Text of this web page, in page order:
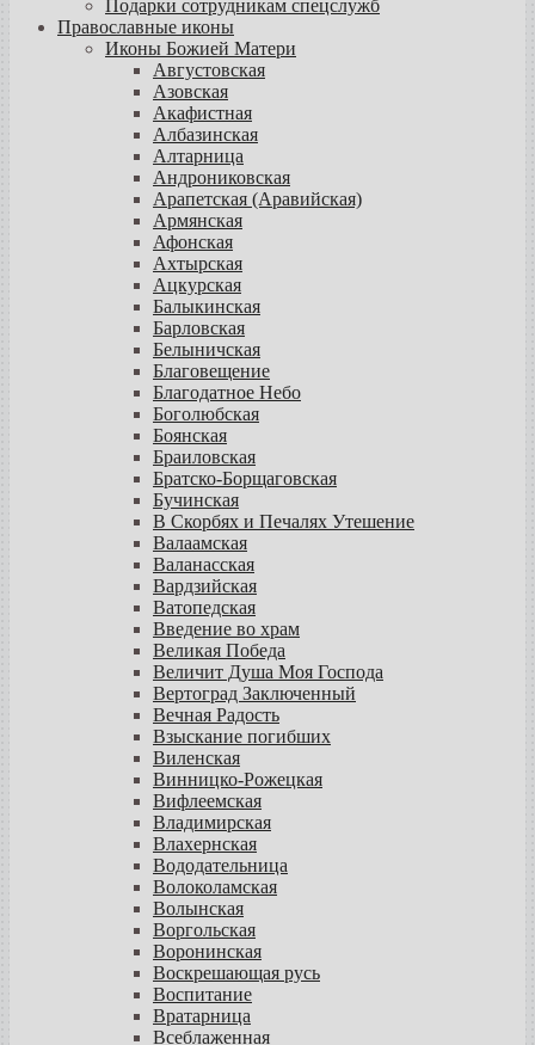
Подарки сотрудникам спецслужб
Православные иконы
Иконы Божией Матери
Августовская
Азовская
Акафистная
Албазинская
Алтарница
Андрониковская
Арапетская (Аравийская)
Армянская
Афонская
Ахтырская
Ацкурская
Балыкинская
Барловская
Белыничская
Благовещение
Благодатное Небо
Боголюбская
Боянская
Браиловская
Братско-Борщаговская
Бучинская
В Скорбях и Печалях Утешение
Валаамская
Валанасская
Вардзийская
Ватопедская
Введение во храм
Великая Победа
Величит Душа Моя Господа
Вертоград Заключенный
Вечная Радость
Взыскание погибших
Виленская
Винницко-Рожецкая
Вифлеемская
Владимирская
Влахернская
Вододательница
Волоколамская
Волынская
Воргольская
Воронинская
Воскрешающая русь
Воспитание
Вратарница
Всеблаженная